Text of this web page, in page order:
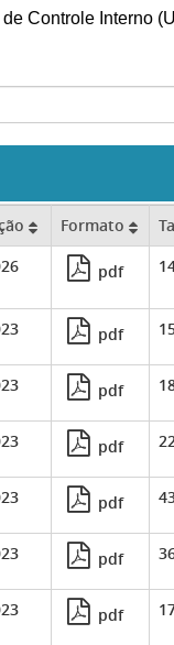
Controle Interno
Formato
pdf
pdf
pdf
pdf
pdf
pdf
pdf